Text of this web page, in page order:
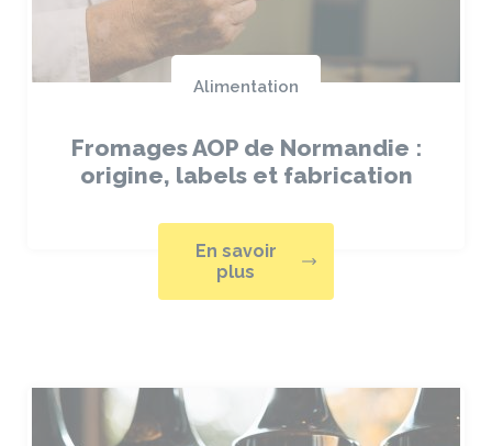
Alimentation
Fromages AOP de Normandie :
origine, labels et fabrication
En savoir
plus